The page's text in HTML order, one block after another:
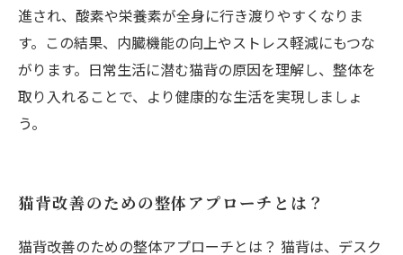
進され、酸素や栄養素が全身に行き渡りやすくなりま
す。この結果、内臓機能の向上やストレス軽減にもつな
がります。日常生活に潜む猫背の原因を理解し、整体を
取り入れることで、より健康的な生活を実現しましょ
う。
猫背改善のための整体アプローチとは？
猫背改善のための整体アプローチとは？ 猫背は、デスク